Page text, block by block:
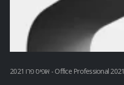
Office Professional 2021 - אופיס פרו 2021